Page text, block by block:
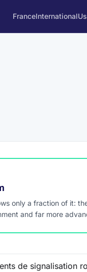
FranceInternational
only a fraction of it:
and far more